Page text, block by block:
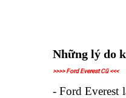
Những lý do
>>>> Ford Everest Cũ <<<
- Ford Everest